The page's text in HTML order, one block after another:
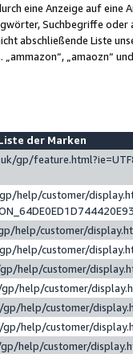
eine Anzeige auf
Suchbegriffe
abschließende Liste
„amaozn“
der Marken
gp/
help/customer/
help/customer/
help/customer/
help/customer/
help/customer/
help/customer/
help/customer/
help/customer/